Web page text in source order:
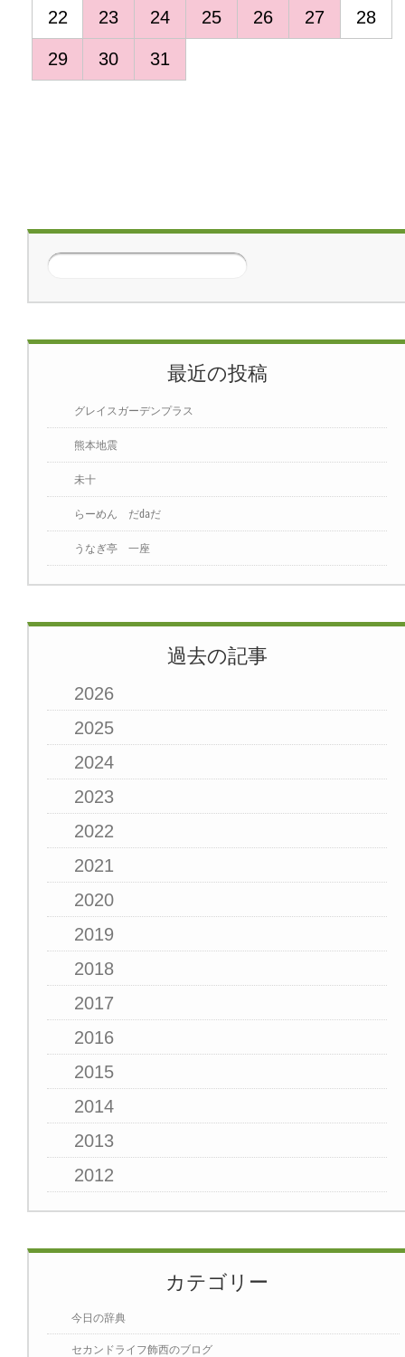
22 23 24 25 26 27 28
29 30 31
>
最近の投稿
グレイスガーデンプラス
熊本地震
未十
らーめん だ㍲だ
うなぎ亭 一座
過去の記事
2026
2025
2024
2023
2022
2021
2020
2019
2018
2017
2016
2015
2014
2013
2012
カテゴリー
今日の辞典
セカンドライフ飾西のブログ